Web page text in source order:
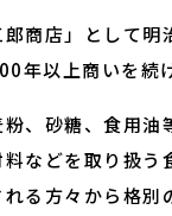
郎商店」として明
年以上商いを続
、砂糖、食用油
などを取り扱う
る方々から格別